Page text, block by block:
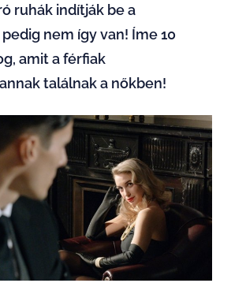
ruhák indítják be a
nem így van! Íme 10
amit a férfiak
találnak a nőkben!